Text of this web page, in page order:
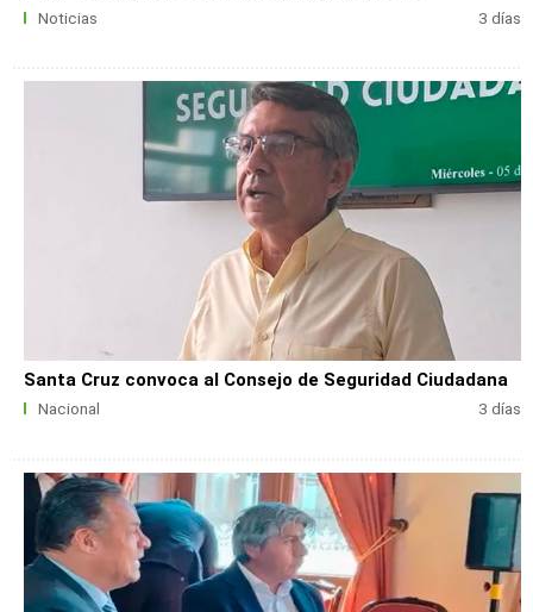
Noticias 3 días
Santa Cruz convoca al Consejo de Seguridad Ciudadana
Nacional 3 días